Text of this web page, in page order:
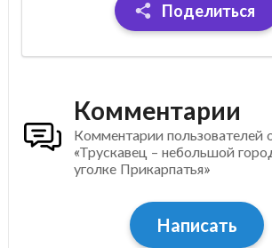
Поделиться
Комментарии
Комментарии пользователей
«Трускавец – небольшой
уголке Прикарпатья»
Написать